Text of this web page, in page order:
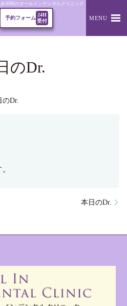
30秒のオールインデンタルクリニック｜本日のDr.
予約フォーム
24H
受付
MENU
のDr.
のDr.
本日のDr.